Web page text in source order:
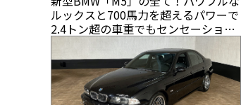
ルックスと700馬力を超えるパワーで
2.4トン超の車重でもセンセーショナ